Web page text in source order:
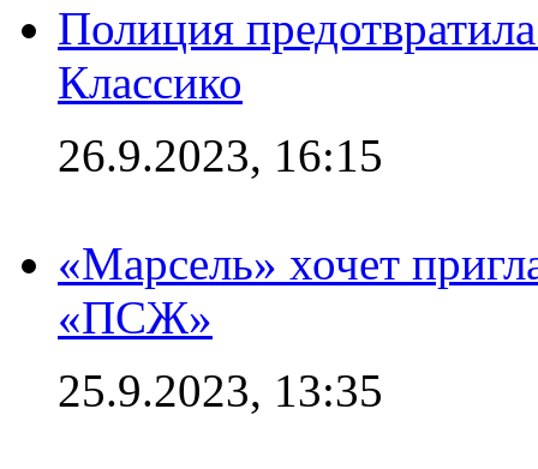
Полиция
Классико
26.9.2023, 16:15
«Марсель» хочет
«ПСЖ»
25.9.2023, 13:35